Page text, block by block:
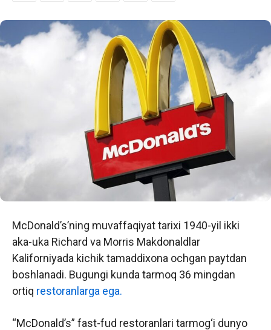
McDonald’s’ning muvaffaqiyat tarixi 1940-yil ikki
aka-uka Richard va Morris Makdonaldlar
Kaliforniyada kichik tamaddixona ochgan paytdan
boshlanadi. Bugungi kunda tarmoq 36 mingdan
ortiq restoranlarga ega.
“McDonald’s” fast-fud restoranlari tarmog‘i dunyo